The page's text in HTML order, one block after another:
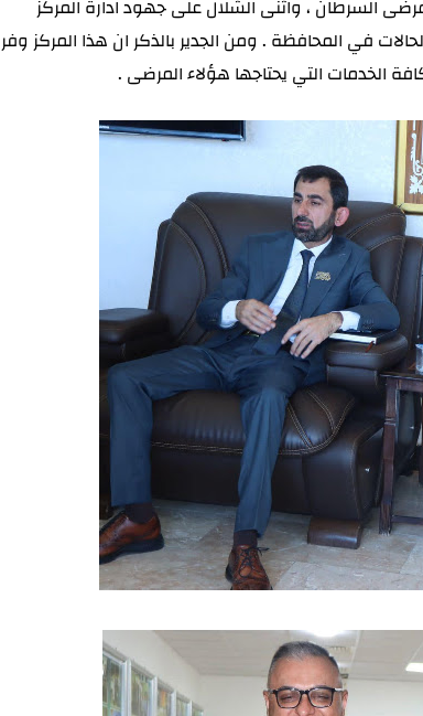
السرطان ، واثنى الشلال على جهود ادارة المركز
في المحافظة . ومن الجدير بالذكر ان هذا المركز وفر
الخدمات التي يحتاجها هؤلاء المرضى .